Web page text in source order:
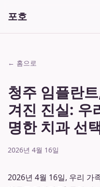
포호
← 홈으로
청주 임플란
겨진 진실: 우
명한 치과 선
2026년 4월 16일
2026년 4월 16일, 우리 가